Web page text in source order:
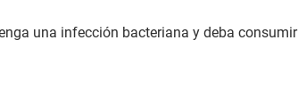
una infección bacteriana y deba consumir